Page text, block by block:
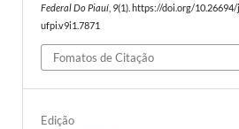
Federal Do Piauí 9(1). https://doi.org/
ufpi.v9i1.7871
Fomatos de Citação
Edição